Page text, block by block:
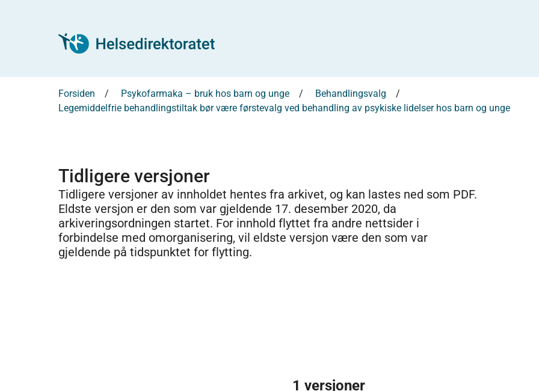
Forsiden Psykofarmaka – bruk hos barn og unge
Behandlingsvalg
Legemiddelfrie behandlingstiltak bør være førstevalg ved behandling av psykiske lidelser hos barn og unge
Tidligere versjoner
Tidligere versjoner av innholdet hentes fra arkivet, og kan lastes ned som PDF.
Eldste versjon er den som var gjeldende 17. desember 2020, da
arkiveringsordningen startet. For innhold flyttet fra andre nettsider i
forbindelse med omorganisering, vil eldste versjon være den som var
gjeldende på tidspunktet for flytting.
1 versjoner